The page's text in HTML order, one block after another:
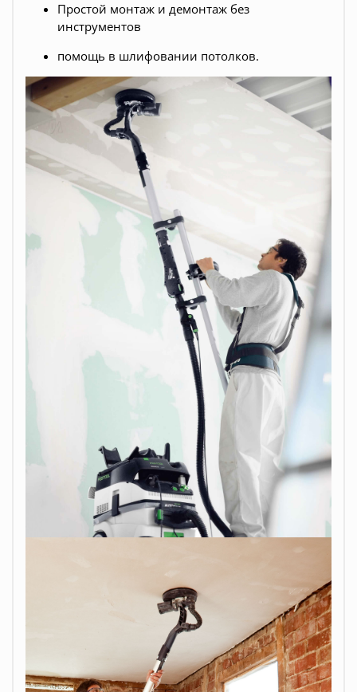
Простой монтаж и демонтаж без
инструментов
помощь в шлифовании потолков.